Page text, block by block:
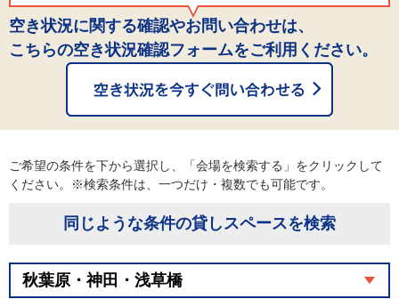
空き状況に関する確認やお問い合わせは、
こちらの空き状況確認フォームをご利用ください。
ご希望の条件を下から選択し、「会場を検索する」をクリックして
ください。※検索条件は、一つだけ・複数でも可能です。
同じような条件の貸しスペースを検索